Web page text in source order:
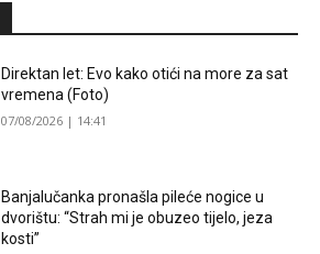
Direktan let: Evo kako otići na more za sat
vremena (Foto)
07/08/2026 | 14:41
Banjalučanka pronašla pileće nogice u
dvorištu: “Strah mi je obuzeo tijelo, jeza
kosti”